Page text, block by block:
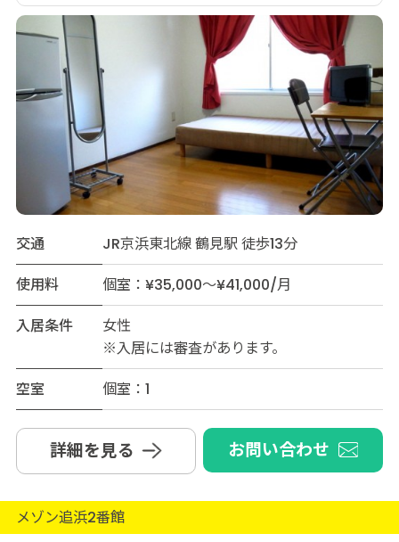
交通
JR京浜東北線 鶴見駅 徒歩13分
使用料
個室：¥35,000～¥41,000/月
入居条件
女性
※入居には審査があります。
空室
個室：1
詳細を見る お問い合わせ
メゾン追浜2番館